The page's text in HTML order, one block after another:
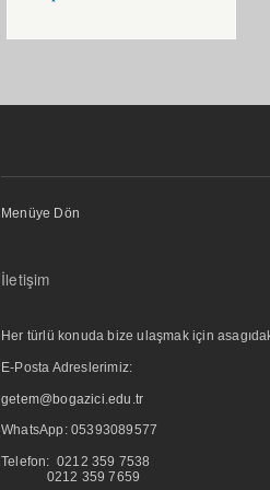
Menüye Dön
İletişim
Her türlü konuda bize ulaşmak için
E-Posta Adreslerimiz:
getem@bogazici.edu.tr
WhatsApp: 05393089577
Telefon: 0212 359 7538
0212 359 7659